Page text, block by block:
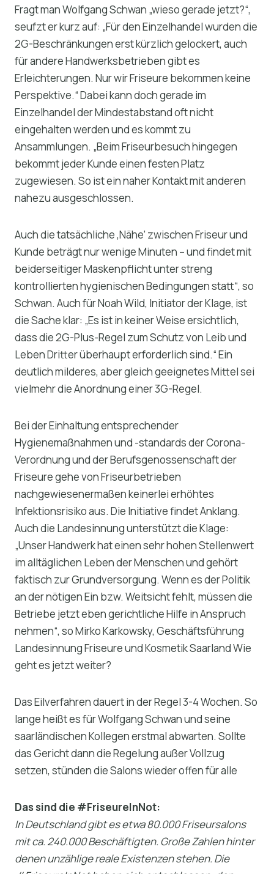
Fragt man Wolfgang Schwan „wieso gerade jetzt?“,
seufzt er kurz auf: „Für den Einzelhandel wurden die
2G-Beschränkungen erst kürzlich gelockert, auch
für andere Handwerksbetrieben gibt es
Erleichterungen. Nur wir Friseure bekommen keine
Perspektive.“ Dabei kann doch gerade im
Einzelhandel der Mindestabstand oft nicht
eingehalten werden und es kommt zu
Ansammlungen. „Beim Friseurbesuch hingegen
bekommt jeder Kunde einen festen Platz
zugewiesen. So ist ein naher Kontakt mit anderen
nahezu ausgeschlossen.
Auch die tatsächliche ‚Nähe‘ zwischen Friseur und
Kunde beträgt nur wenige Minuten – und findet mit
beiderseitiger Maskenpflicht unter streng
kontrollierten hygienischen Bedingungen statt“, so
Schwan. Auch für Noah Wild, Initiator der Klage, ist
die Sache klar: „Es ist in keiner Weise ersichtlich,
dass die 2G-Plus-Regel zum Schutz von Leib und
Leben Dritter überhaupt erforderlich sind.“ Ein
deutlich milderes, aber gleich geeignetes Mittel sei
vielmehr die Anordnung einer 3G-Regel.
Bei der Einhaltung entsprechender
Hygienemaßnahmen und -standards der Corona-
Verordnung und der Berufsgenossenschaft der
Friseure gehe von Friseurbetrieben
nachgewiesenermaßen keinerlei erhöhtes
Infektionsrisiko aus. Die Initiative findet Anklang.
Auch die Landesinnung unterstützt die Klage:
„Unser Handwerk hat einen sehr hohen Stellenwert
im alltäglichen Leben der Menschen und gehört
faktisch zur Grundversorgung. Wenn es der Politik
an der nötigen Ein bzw. Weitsicht fehlt, müssen die
Betriebe jetzt eben gerichtliche Hilfe in Anspruch
nehmen“, so Mirko Karkowsky, Geschäftsführung
Landesinnung Friseure und Kosmetik Saarland Wie
geht es jetzt weiter?
Das Eilverfahren dauert in der Regel 3-4 Wochen. So
lange heißt es für Wolfgang Schwan und seine
saarländischen Kollegen erstmal abwarten. Sollte
das Gericht dann die Regelung außer Vollzug
setzen, stünden die Salons wieder offen für alle
Das sind die #FriseureInNot:
In Deutschland gibt es etwa 80.000 Friseursalons
mit ca. 240.000 Beschäftigten. Große Zahlen hinter
denen unzählige reale Existenzen stehen. Die